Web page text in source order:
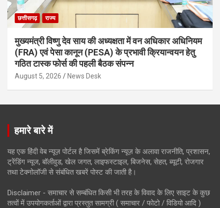
छत्तीसगढ़ राज्य
मुख्यमंत्री विष्णु देव साय की अध्यक्षता में वन अधिकार अधिनियम
(FRA) एवं पेसा कानून (PESA) के प्रभावी क्रियान्वयन हेतु
गठित टास्क फोर्स की पहली बैठक संपन्न
August 5, 2026 News Desk
हमारे बारे में
यह एक हिंदी वेब न्यूज़ पोर्टल है जिसमें ब्रेकिंग न्यूज़ के अलावा राजनीति, प्रशासन,
ट्रेंडिंग न्यूज, बॉलीवुड, खेल जगत, लाइफस्टाइल, बिजनेस, सेहत, ब्यूटी, रोजगार
तथा टेक्नोलॉजी से संबंधित खबरें पोस्ट की जाती है।
Disclaimer - समाचार से सम्बंधित किसी भी तरह के विवाद के लिए साइट के कुछ
तत्वों में उपयोगकर्ताओं द्वारा प्रस्तुत सामग्री ( समाचार / फोटो / विडियो आदि )